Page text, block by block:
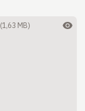
(1,63 MB)